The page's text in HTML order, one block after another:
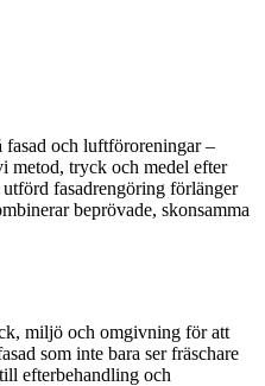
och luftföroreningar –
metod, tryck och medel efter
fasadrengöring förlänger
beprövade, skonsamma
miljö och omgivning för att
som inte bara ser fräschare
efterbehandling och